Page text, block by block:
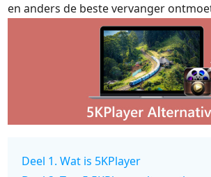
en anders de beste vervanger
Deel 1. Wat is 5KPlayer